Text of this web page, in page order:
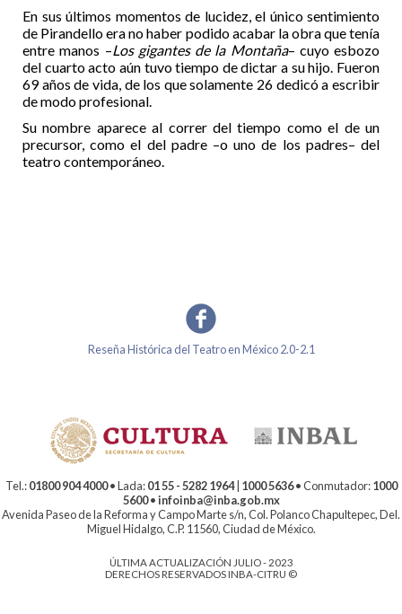
En sus últimos momentos de lucidez, el único sentimiento
de Pirandello era no haber podido acabar la obra que tenía
entre manos –Los gigantes de la Montaña– cuyo esbozo
del cuarto acto aún tuvo tiempo de dictar a su hijo. Fueron
69 años de vida, de los que solamente 26 dedicó a escribir
de modo profesional.
Su nombre aparece al correr del tiempo como el de un
precursor, como el del padre –o uno de los padres– del
teatro contemporáneo.
Reseña Histórica del Teatro en México 2.0-2.1
Tel.:01800 904 4000• Lada:01 55 - 5282 1964| 1000 5636• Conmutador:1000
5600•infoinba@inba.gob.mx
Avenida Paseo de la Reforma y Campo Marte s/n, Col. Polanco Chapultepec, Del.
Miguel Hidalgo, C.P. 11560, Ciudad de México.
ÚLTIMA ACTUALIZACIÓN JULIO - 2023
DERECHOS RESERVADOS INBA-CITRU ©